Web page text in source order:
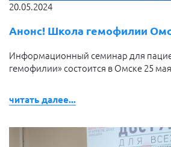
20.05.2024
Анонс! Школа гемофилии
Информационный семинар для
гемофилии» состоится в Омске 25
читать далее...